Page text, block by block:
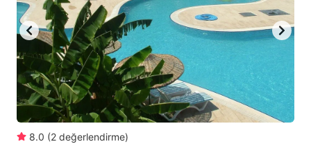
8.0 (2 değerlendirme)